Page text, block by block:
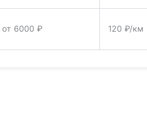
от 6000 ₽ 120 ₽/км